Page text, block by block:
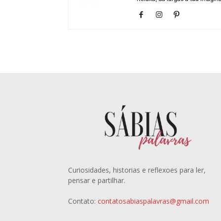
Curiosidades, historias e reflexoes para ler,
pensar e partilhar.
Contato: contatosabiaspalavras@gmail.com